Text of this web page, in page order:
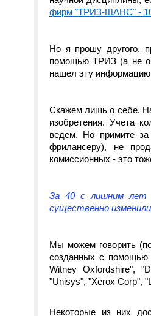
фирм "ТРИЗ-ШАНС" -
Но я прошу другого,
помощью ТРИЗ (а не
нашел эту
Скажем лишь о себе.
изобретения. Учета
ведем. Но примите
фрилансеру), не
комиссионных - это
За 40 с лишним лет
существенно
Мы можем говорить
созданных с помощью
Witney Oxfordshire",
"Unisys", "Xerox Corp",
Некоторые из них